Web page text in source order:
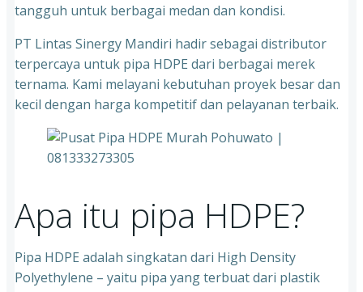
tangguh untuk berbagai medan dan kondisi.
PT Lintas Sinergy Mandiri hadir sebagai distributor
terpercaya untuk pipa HDPE dari berbagai merek
ternama. Kami melayani kebutuhan proyek besar dan
kecil dengan harga kompetitif dan pelayanan terbaik.
Apa itu pipa HDPE?
Pipa HDPE adalah singkatan dari High Density
Polyethylene – yaitu pipa yang terbuat dari plastik